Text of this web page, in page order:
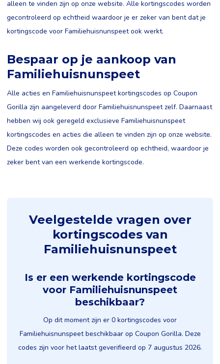
alleen te vinden zijn op onze website. Alle kortingscodes worden
gecontroleerd op echtheid waardoor je er zeker van bent dat je
kortingscode voor Familiehuisnunspeet ook werkt.
Bespaar op je aankoop van
Familiehuisnunspeet
Alle acties en Familiehuisnunspeet kortingscodes op Coupon
Gorilla zijn aangeleverd door Familiehuisnunspeet zelf. Daarnaast
hebben wij ook geregeld exclusieve Familiehuisnunspeet
kortingscodes en acties die alleen te vinden zijn op onze website.
Deze codes worden ook gecontroleerd op echtheid, waardoor je
zeker bent van een werkende kortingscode.
Veelgestelde vragen over
kortingscodes van
Familiehuisnunspeet
Is er een werkende kortingscode
voor Familiehuisnunspeet
beschikbaar?
Op dit moment zijn er 0 kortingscodes voor
Familiehuisnunspeet beschikbaar op Coupon Gorilla. Deze
codes zijn voor het laatst geverifieerd op 7 augustus 2026.